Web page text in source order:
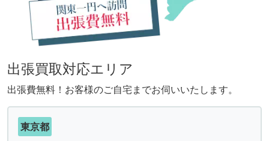
出張買取対応エリア
出張費無料！お客様のご自宅までお伺いいたします。
東京都